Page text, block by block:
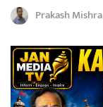
Prakash Mishra